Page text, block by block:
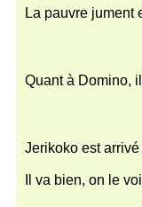
La pauvre jument
Quant à Domino,
Jerikoko est
Il va bien, on le